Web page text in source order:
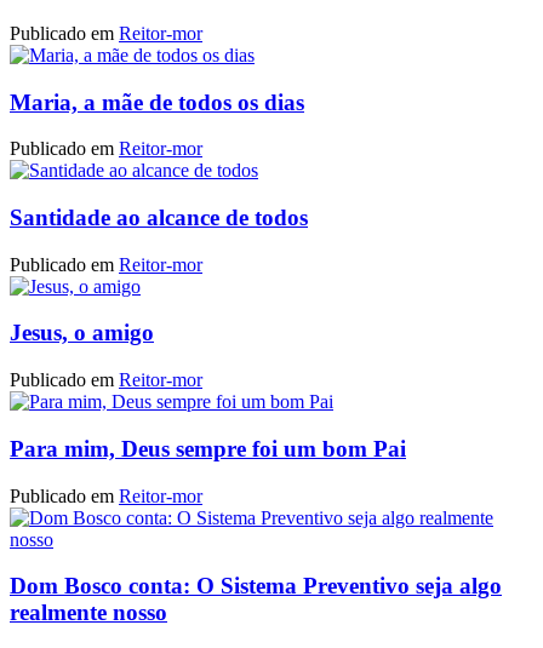
Publicado em Reitor-mor
Maria, a mãe de todos os dias
Publicado em Reitor-mor
Santidade ao alcance de todos
Publicado em Reitor-mor
Jesus, o amigo
Publicado em Reitor-mor
Para mim, Deus sempre foi um bom Pai
Publicado em Reitor-mor
Dom Bosco conta: O Sistema Preventivo seja algo
realmente nosso